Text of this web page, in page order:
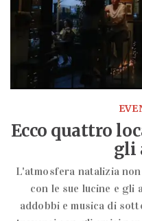
Ecco quattro
gli
L'atmosfera natalizia
con le sue lucine e gli
addobbi e musica di